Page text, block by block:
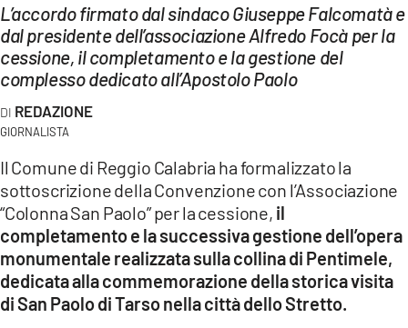
LAC ONAIR
LaC
Network
LACPLAY.IT
LACTV.IT
LACONAIR.IT
LACITYMAG.IT
ILREGGINO.IT
L’accordo firmato dal sindaco Giuseppe Falcomatà e
dal presidente dell’associazione Alfredo Focà per la
cessione, il completamento e la gestione del
complesso dedicato all’Apostolo Paolo
REDAZIONE
GIORNALISTA
Il Comune di Reggio Calabria ha formalizzato la
sottoscrizione della Convenzione con l’Associazione
“Colonna San Paolo” per la cessione, il
completamento e la successiva gestione dell’opera
monumentale realizzata sulla collina di Pentimele,
dedicata alla commemorazione della storica visita
di San Paolo di Tarso nella città dello Stretto.